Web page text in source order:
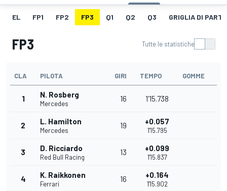
EL FP1 FP2 FP3 Q1 Q2 Q3 GRIGLIA DI
FP3 Tutte le statistiche
CLA PILOTA GIRI TEMPO GOMME
1 N. Rosberg
Mercedes
16 1'15.738
2 L. Hamilton
Mercedes
19 +0.057
1'15.795
3 D. Ricciardo
Red Bull Racing
13 +0.099
1'15.837
4 K. Raikkonen
Ferrari
16 +0.164
1'15.902